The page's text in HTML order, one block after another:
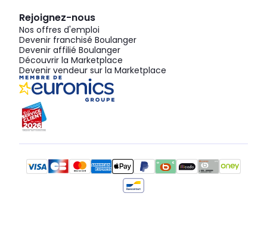
Rejoignez-nous
Nos offres d'emploi
Devenir franchisé Boulanger
Devenir affilié Boulanger
Découvrir la Marketplace
Devenir vendeur sur la Marketplace